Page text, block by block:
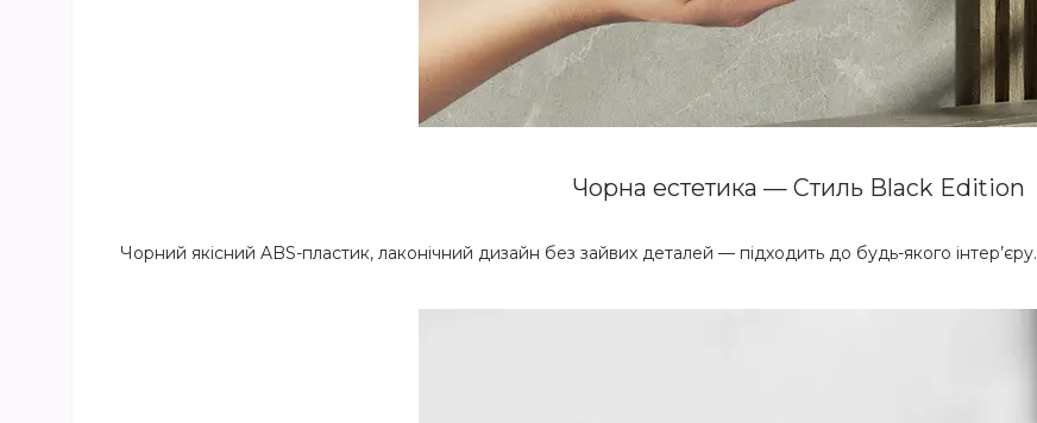
Чорна естетика — Стиль Black Edition
Чорний якісний ABS-пластик, лаконічний дизайн без зайвих деталей — підходить до будь-якого інтер’єру.